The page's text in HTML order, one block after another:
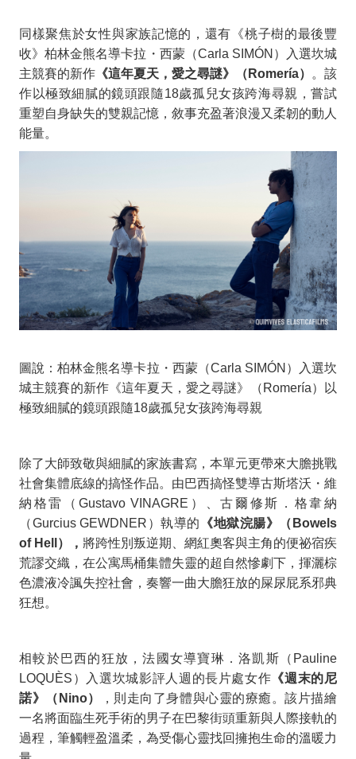
大
銀
幕
感
撼
同樣聚焦於女性與家族記憶的，還有《桃子樹的最後豐
收》柏林金熊名導卡拉・西蒙（Carla SIMÓN ）入選坎城
主競賽的新作 《這年夏天，愛之尋謎》（ Romería）
。該
作以極致細膩的鏡頭跟隨18歲孤兒女孩跨海尋親，嘗試
重塑自身缺失的雙親記憶，敘事充盈著浪漫又柔韌的動人
能量。
圖說：柏林金熊名導卡拉・西蒙（Carla SIMÓN）入選坎
城主競賽的新作《這年夏天，愛之尋謎》（Romería）以
極致細膩的鏡頭跟隨18歲孤兒女孩跨海尋親
除了大師致敬與細膩的家族書寫，本單元更帶來大膽挑戰
社會集體底線的搞怪作品。由巴西搞怪雙導古斯塔沃・維
納格雷（ Gustavo VINAGRE ）、古爾修斯．格韋納
（Gurcius GEWDNER ）執導的 《地獄浣腸》（ Bowels
of Hell ）， 將跨性別叛逆期、網紅奧客與主角的便祕宿疾
荒謬交織，在公寓馬桶集體失靈的超自然慘劇下，揮灑棕
色濃液冷諷失控社會，奏響一曲大膽狂放的屎尿屁系邪典
狂想。
相較於巴西的狂放，法國女導寶琳．洛凱斯（ Pauline
LOQUÈS ）入選坎城影評人週的長片處女作 《週末的尼
諾》（ Nino）
，則走向了身體與心靈的療癒。該片描繪
一名將面臨生死手術的男子在巴黎街頭重新與人際接軌的
過程，筆觸輕盈溫柔，為受傷心靈找回擁抱生命的溫暖力